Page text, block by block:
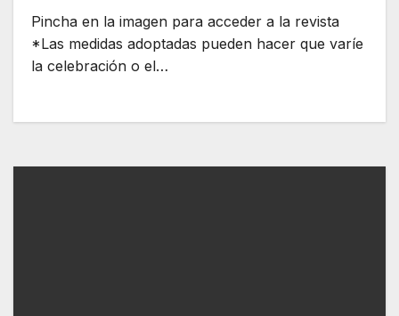
Pincha en la imagen para acceder a la revista
*Las medidas adoptadas pueden hacer que varíe
la celebración o el…